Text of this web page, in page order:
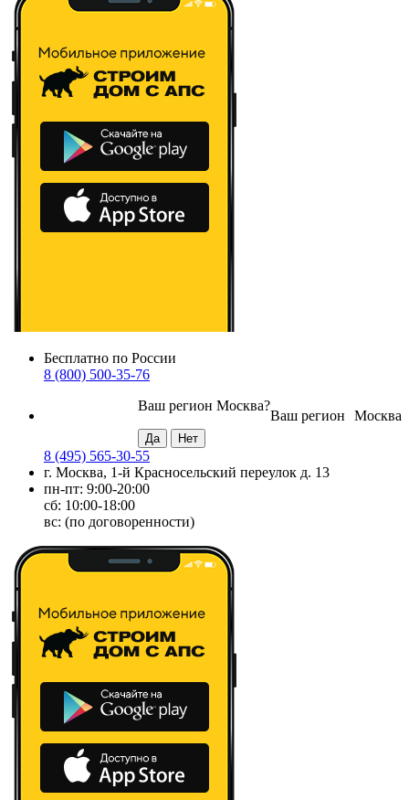
Бесплатно по России
8 (800) 500-35-76
Москва
Ваш регион
Ваш регион Москва?
8 (495) 565-30-55
г. Москва, 1-й Красносельский переулок д. 13
пн-пт: 9:00-20:00
сб: 10:00-18:00
вс: (по договоренности)